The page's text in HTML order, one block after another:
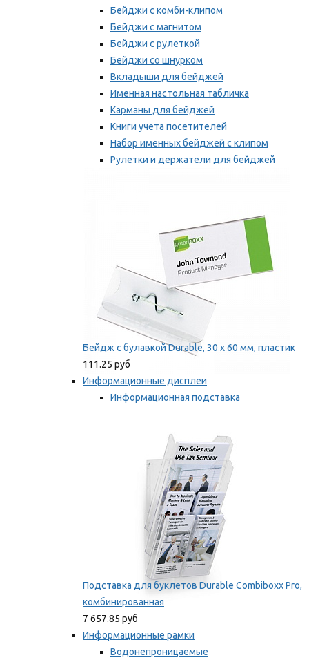
Бейджи с комби-клипом
Бейджи с магнитом
Бейджи с рулеткой
Бейджи со шнурком
Вкладыши для бейджей
Именная настольная табличка
Карманы для бейджей
Книги учета посетителей
Набор именных бейджей с клипом
Рулетки и держатели для бейджей
Бейдж с булавкой Durable, 30 х 60 мм, пластик
111.25 руб
Информационные дисплеи
Информационная подставка
Подставка для буклетов Durable Combiboxx Pro,
комбинированная
7 657.85 руб
Информационные рамки
Водонепроницаемые